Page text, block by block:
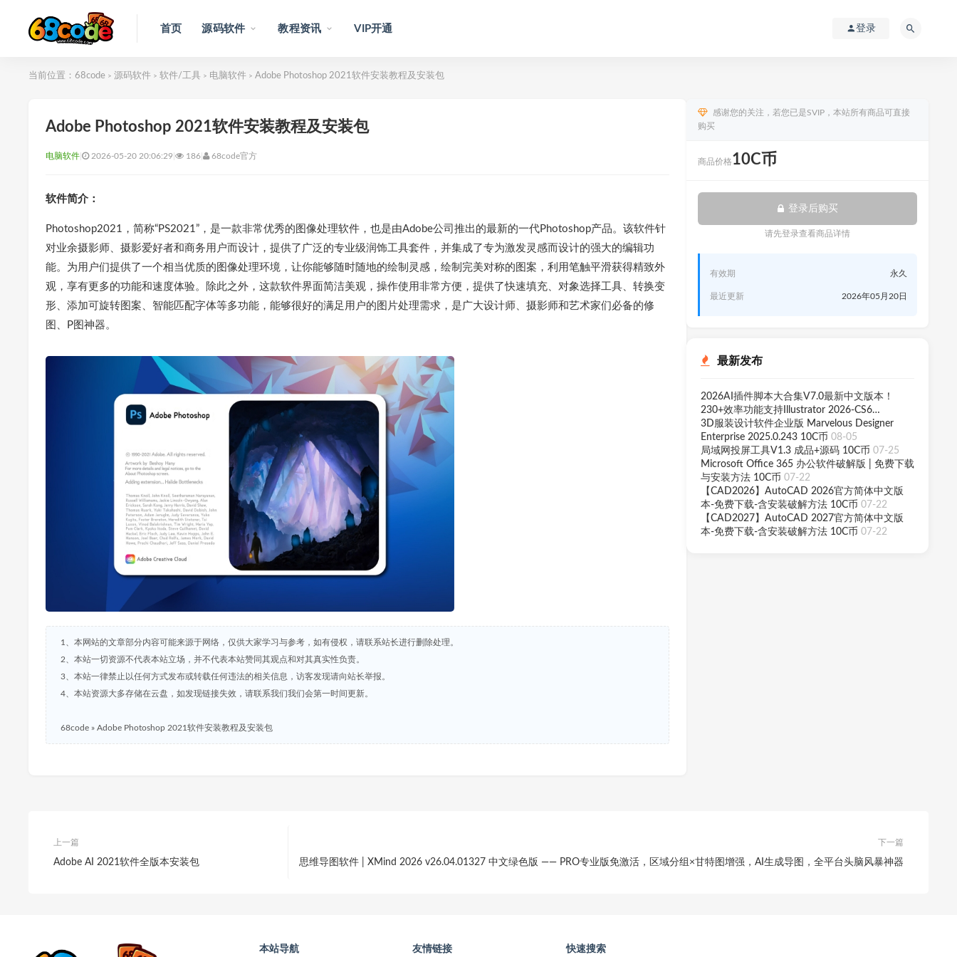
首页 源码软件 教程资讯 VIP开通 登录
当前位置： 68code > 源码软件 > 软件/工具 > 电脑软件 > Adobe Photoshop 2021软件安装教程及安装包
Adobe Photoshop 2021软件安装教程及安装包
电脑软件 2026-05-20 20:06:29 186 68code官方
软件简介：
Photoshop2021，简称“PS2021”，是一款非常优秀的图像处理软件，也是由Adobe公司推出的最新的一代Photoshop产品。该软件针
对业余摄影师、摄影爱好者和商务用户而设计，提供了广泛的专业级润饰工具套件，并集成了专为激发灵感而设计的强大的编辑功
能。为用户们提供了一个相当优质的图像处理环境，让你能够随时随地的绘制灵感，绘制完美对称的图案，利用笔触平滑获得精致外
观，享有更多的功能和速度体验。除此之外，这款软件界面简洁美观，操作使用非常方便，提供了快速填充、对象选择工具、转换变
形、添加可旋转图案、智能匹配字体等多功能，能够很好的满足用户的图片处理需求，是广大设计师、摄影师和艺术家们必备的修
图、P图神器。
1、本网站的文章部分内容可能来源于网络，仅供大家学习与参考，如有侵权，请联系站长进行删除处理。
2、本站一切资源不代表本站立场，并不代表本站赞同其观点和对其真实性负责。
3、本站一律禁止以任何方式发布或转载任何违法的相关信息，访客发现请向站长举报。
4、本站资源大多存储在云盘，如发现链接失效，请联系我们我们会第一时间更新。
68code » Adobe Photoshop 2021软件安装教程及安装包
感谢您的关注，若您已是SVIP，本站所有商品可直接
购买
商品价格10C币
登录后购买
请先登录查看商品详情
有效期 永久
最近更新 2026年05月20日
最新发布
2026AI插件脚本大合集V7.0最新中文版本！
230+效率功能支持Illustrator 2026-CS6
Win/Mac 10C币08-07
3D服装设计软件企业版 Marvelous Designer
Enterprise 2025.0.243 10C币 08-05
局域网投屏工具V1.3 成品+源码 10C币 07-25
Microsoft Office 365 办公软件破解版 | 免费下载
与安装方法 10C币 07-22
【CAD2026】AutoCAD 2026官方简体中文版
本-免费下载-含安装破解方法 10C币 07-22
【CAD2027】AutoCAD 2027官方简体中文版
本-免费下载-含安装破解方法 10C币 07-22
上一篇
Adobe AI 2021软件全版本安装包
下一篇
思维导图软件 | XMind 2026 v26.04.01327 中文绿色版 —— PRO专业版免激活，区域分组×甘特图增强，AI生成导图，全平台头脑风暴神器
本站导航 友情链接 快速搜索